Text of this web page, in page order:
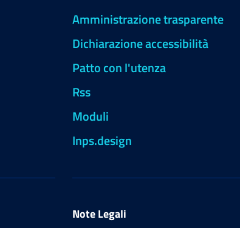
Amministrazione trasparente
Dichiarazione accessibilità
Patto con l'utenza
Rss
Moduli
Inps.design
Note Legali